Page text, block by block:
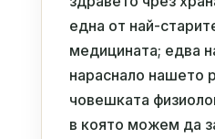
една от най-
медицината; едва
нараснало нашето
човешката
в която можем да